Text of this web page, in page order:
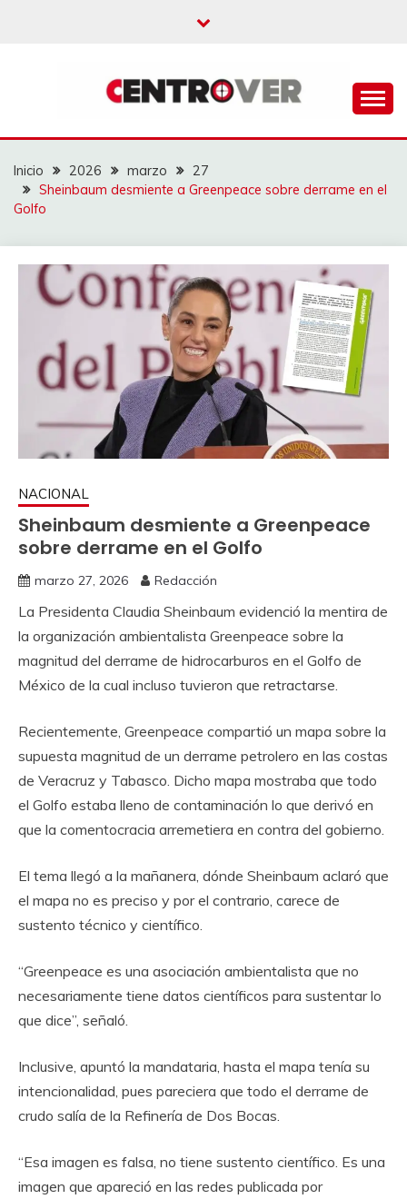
CENTROVER
NOTICIAS
Inicio 2026 marzo
27
Sheinbaum desmiente a Greenpeace sobre derrame en el
Golfo
NACIONAL
Sheinbaum desmiente a Greenpeace
sobre derrame en el Golfo
marzo 27, 2026 Redacción
La Presidenta Claudia Sheinbaum evidenció la mentira de
la organización ambientalista Greenpeace sobre la
magnitud del derrame de hidrocarburos en el Golfo de
México de la cual incluso tuvieron que retractarse.
Recientemente, Greenpeace compartió un mapa sobre la
supuesta magnitud de un derrame petrolero en las costas
de Veracruz y Tabasco. Dicho mapa mostraba que todo
el Golfo estaba lleno de contaminación lo que derivó en
que la comentocracia arremetiera en contra del gobierno.
El tema llegó a la mañanera, dónde Sheinbaum aclaró que
el mapa no es preciso y por el contrario, carece de
sustento técnico y científico.
“Greenpeace es una asociación ambientalista que no
necesariamente tiene datos científicos para sustentar lo
que dice”, señaló.
Inclusive, apuntó la mandataria, hasta el mapa tenía su
intencionalidad, pues pareciera que todo el derrame de
crudo salía de la Refinería de Dos Bocas.
“Esa imagen es falsa, no tiene sustento científico. Es una
imagen que apareció en las redes publicada por